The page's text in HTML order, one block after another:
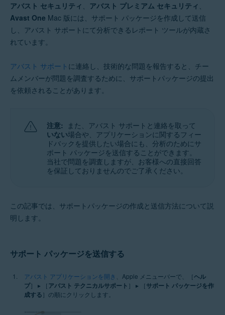
製品:
アバスト プレミアム セキュリティ 15.x Mac 版
Avast One 22.x Mac 版
オペレーティング システム:
Apple macOS 12.x（Monterey）
Apple macOS 11.x（Big Sur）
Apple macOS 10.15.x（Catalina）
Apple macOS 10.12.x（Sierra）
Apple Mac OS X 10.11.x（El Capitan）
アバスト セキュリティ 、 アバスト プレミアム セキュリティ 、
Avast One Mac 版には、サポート パッケージを作成して送信
し、アバスト サポートにて分析できるレポート ツールが内蔵さ
れています。
アバスト サポート に連絡し、技術的な問題を報告すると、チー
ムメンバーが問題を調査するために、サポートパッケージの提出
を依頼されることがあります。
注意:
また、アバスト サポートと連絡を取って
いない場合や、アプリケーションに関するフィー
ドバックを提供したい場合にも、分析のためにサ
ポート パッケージを送信することができます。
当社で問題を調査しますが、お客様への直接回答
を保証しておりませんのでご了承ください。
この記事では、サポートパッケージの作成と送信方法について説
明します。
サポート パッケージを送信する
アバスト アプリケーションを開き 、Apple メニューバーで、［ヘル
プ］ ▸ ［ アバスト テクニカルサポート ］ ▸ ［ サポート パッケージを作
成する ］の順にクリックします。